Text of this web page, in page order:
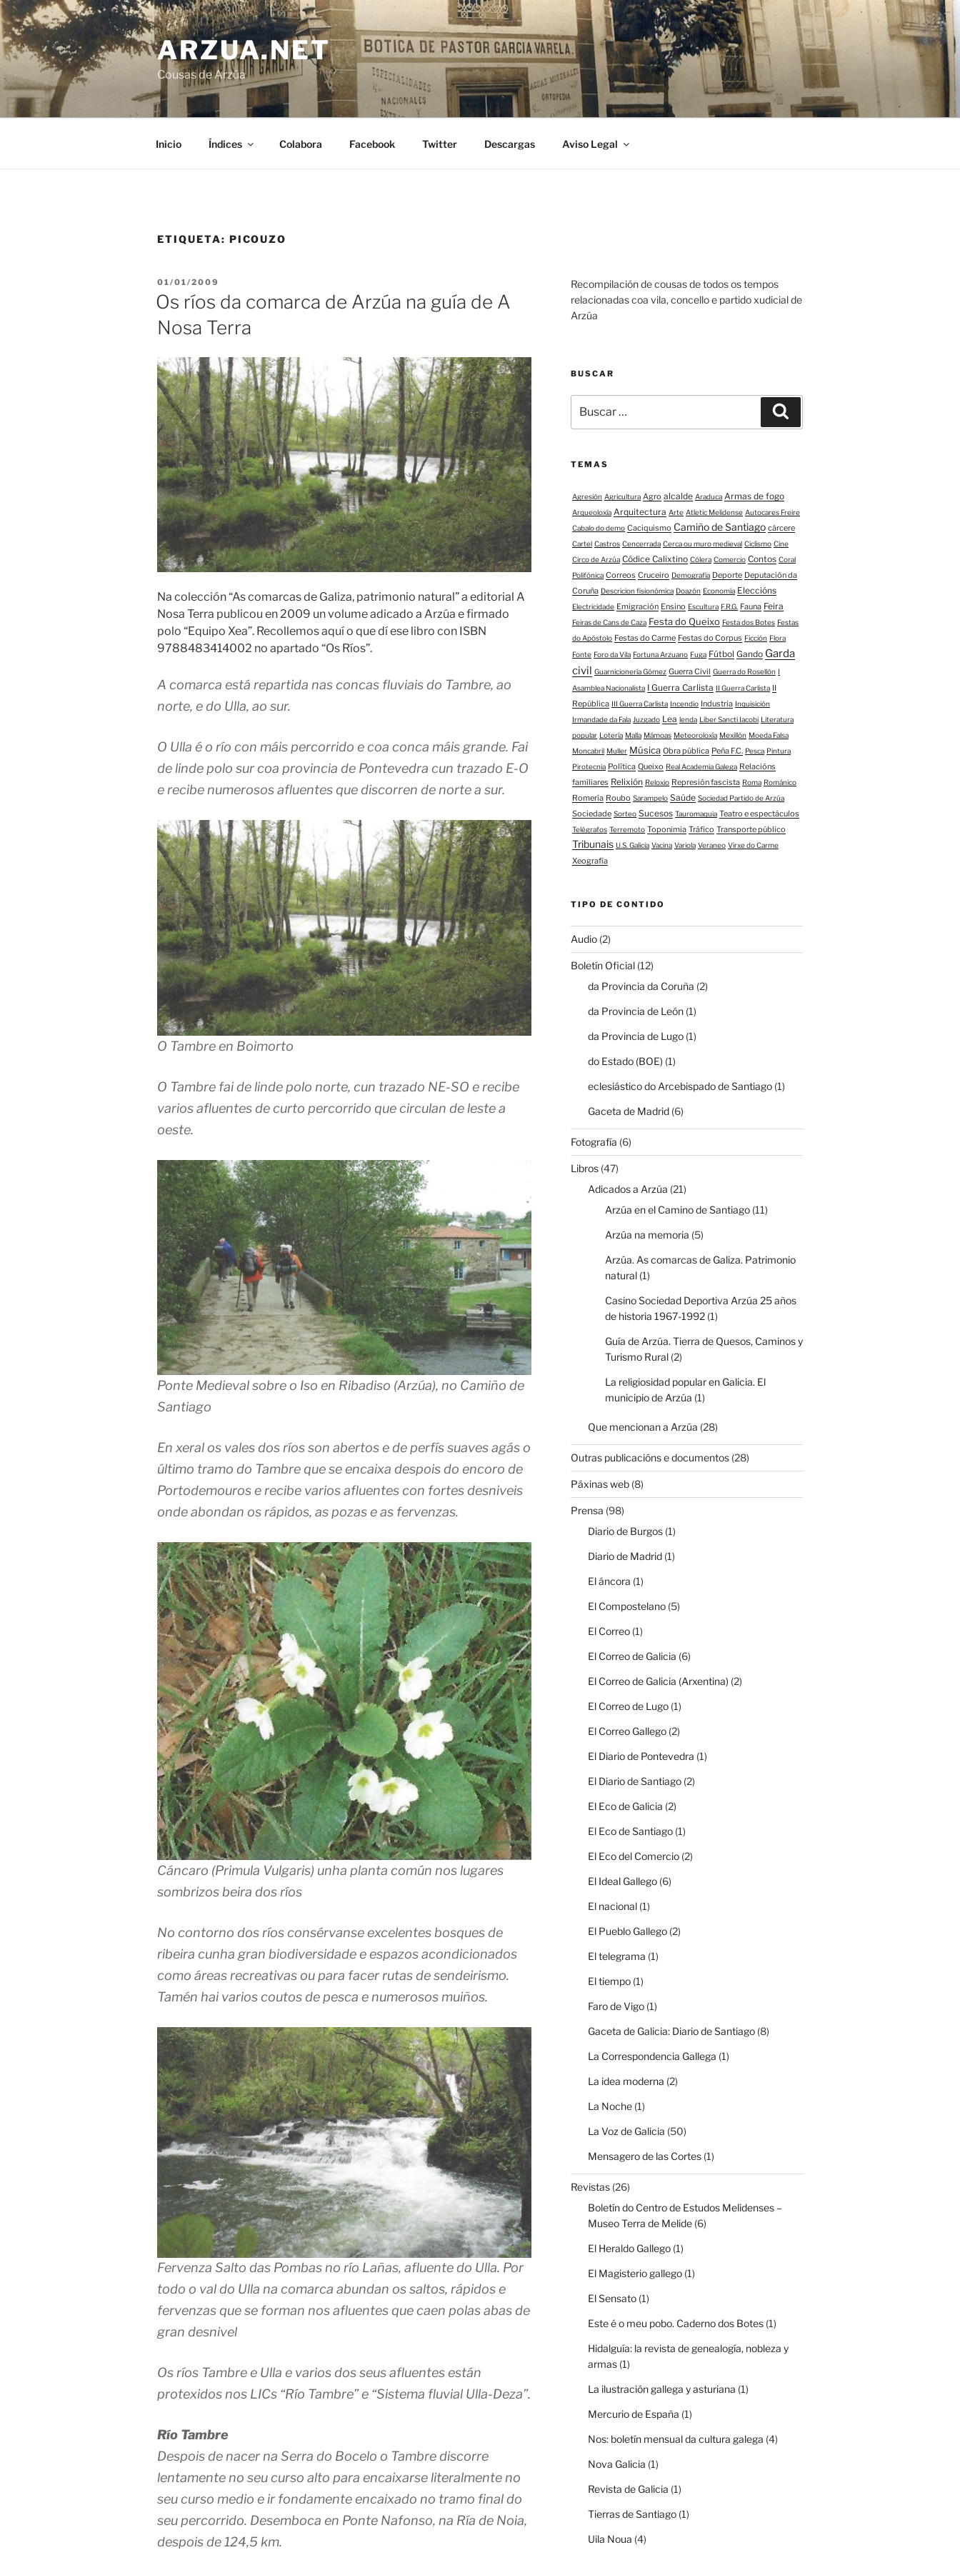
Ir
o
contido
ARZUA.NET
Cousas de Arzúa
Inicio Índices Colabora Facebook Twitter Descargas Aviso Legal
ETIQUETA: PICOUZO
PUBLICADO
EN
01/01/2009
Os ríos da comarca de Arzúa na guía de A
Nosa Terra
Na colección “As comarcas de Galiza, patrimonio natural” a editorial A
Nosa Terra publicou en 2009 un volume adicado a Arzúa e firmado
polo “Equipo Xea”. Recollemos aquí o que dí ese libro con ISBN
9788483414002 no apartado “Os Ríos”.
A comarca está repartida nas concas fluviais do Tambre, ao
norte, e do Ulla, ao sur.
O Ulla é o río con máis percorrido e coa conca máis grande. Fai
de linde polo sur coa provincia de Pontevedra cun trazado E-O
e recibe numerosos afluentes que discorren de norte a sur.
O Tambre en Boimorto
O Tambre fai de linde polo norte, cun trazado NE-SO e recibe
varios afluentes de curto percorrido que circulan de leste a
oeste.
Ponte Medieval sobre o Iso en Ribadiso (Arzúa), no Camiño de
Santiago
En xeral os vales dos ríos son abertos e de perfís suaves agás o
último tramo do Tambre que se encaixa despois do encoro de
Portodemouros e recibe varios afluentes con fortes desniveis
onde abondan os rápidos, as pozas e as fervenzas.
Cáncaro (Primula Vulgaris) unha planta común nos lugares
sombrizos beira dos ríos
No contorno dos ríos consérvanse excelentes bosques de
ribeira cunha gran biodiversidade e espazos acondicionados
como áreas recreativas ou para facer rutas de sendeirismo.
Tamén hai varios coutos de pesca e numerosos muiños.
Fervenza Salto das Pombas no río Lañas, afluente do Ulla. Por
todo o val do Ulla na comarca abundan os saltos, rápidos e
fervenzas que se forman nos afluentes que caen polas abas de
gran desnivel
Os ríos Tambre e Ulla e varios dos seus afluentes están
protexidos nos LICs “Río Tambre” e “Sistema fluvial Ulla-Deza”.
Río Tambre
Despois de nacer na Serra do Bocelo o Tambre discorre
lentamente no seu curso alto para encaixarse literalmente no
seu curso medio e ir fondamente encaixado no tramo final do
seu percorrido. Desemboca en Ponte Nafonso, na Ría de Noia,
despois de 124,5 km.
Recompilación de cousas de todos os tempos
relacionadas coa vila, concello e partido xudicial de
Arzúa
BUSCAR
TEMAS
Agresión Agricultura Agro alcalde Araduca Armas de fogo
Arqueoloxía Arquitectura Arte Atletic Melidense Autocares Freire
Cabalo do demo Caciquismo Camiño de Santiago cárcere
Cartel Castros Cencerrada Cerca ou muro medieval Ciclismo Cine
Circo de Arzúa Códice Calixtino Cólera Comercio Contos Coral
Polifónica Correos Cruceiro Demografía Deporte Deputación da
Coruña Descricion fisionómica Doazón Economía Eleccións
Electricidade Emigración Ensino Escultura F.R.G. Fauna Feira
Feiras de Cans de Caza Festa do Queixo Festa dos Botes Festas
do Apóstolo Festas do Carme Festas do Corpus Ficción Flora
Fonte Foro da Vila Fortuna Arzuano Fuga Fútbol Gando Garda
civil Guarnicionería Gómez Guerra Civil Guerra do Rosellón I
Asamblea Nacionalista I Guerra Carlista II Guerra Carlista II
República III Guerra Carlista Incendio Industria Inquisición
Irmandade da Fala Juzgado Lea lenda Liber Sancti Iacobi Literatura
popular Lotería Malla Mámoas Meteoroloxía Mexillón Moeda Falsa
Moncabril Muller Música Obra pública Peña F.C. Pesca Pintura
Pirotecnia Política Queixo Real Academia Galega Relacións
familiares Relixión Reloxio Represión fascista Roma Románico
Romería Roubo Sarampelo Saúde Sociedad Partido de Arzúa
Sociedade Sorteo Sucesos Tauromaquia Teatro e espectáculos
Telégrafos Terremoto Toponimia Tráfico Transporte público
Tribunais U.S. Galicia Vacina Variola Veraneo Virxe do Carme
Xeografía
TIPO DE CONTIDO
Audio(2)
Boletín Oficial(12)
da Provincia da Coruña (2)
da Provincia de León(1)
da Provincia de Lugo(1)
do Estado (BOE) (1)
eclesiástico do Arcebispado de Santiago(1)
Gaceta de Madrid(6)
Fotografía (6)
Libros(47)
Adicados a Arzúa (21)
Arzúa en el Camino de Santiago(11)
Arzúa na memoria (5)
Arzúa. As comarcas de Galiza. Patrimonio
natural(1)
Casino Sociedad Deportiva Arzúa 25 años
de historia 1967-1992(1)
Guía de Arzúa. Tierra de Quesos, Caminos y
Turismo Rural(2)
La religiosidad popular en Galicia. El
municipio de Arzúa (1)
Que mencionan a Arzúa (28)
Outras publicacións e documentos(28)
Páxinas web(8)
Prensa (98)
Diario de Burgos(1)
Diario de Madrid(1)
El áncora (1)
El Compostelano(5)
El Correo(1)
El Correo de Galicia (6)
El Correo de Galicia (Arxentina) (2)
El Correo de Lugo(1)
El Correo Gallego(2)
El Diario de Pontevedra (1)
El Diario de Santiago(2)
El Eco de Galicia (2)
El Eco de Santiago(1)
El Eco del Comercio(2)
El Ideal Gallego(6)
El nacional(1)
El Pueblo Gallego(2)
El telegrama (1)
El tiempo(1)
Faro de Vigo(1)
Gaceta de Galicia: Diario de Santiago(8)
La Correspondencia Gallega (1)
La idea moderna (2)
La Noche(1)
La Voz de Galicia (50)
Mensagero de las Cortes(1)
Revistas(26)
Boletín do Centro de Estudos Melidenses –
Museo Terra de Melide(6)
El Heraldo Gallego(1)
El Magisterio gallego(1)
El Sensato(1)
Este é o meu pobo. Caderno dos Botes(1)
Hidalguía: la revista de genealogía, nobleza y
armas(1)
La ilustración gallega y asturiana (1)
Mercurio de España (1)
Nos: boletín mensual da cultura galega (4)
Nova Galicia (1)
Revista de Galicia (1)
Tierras de Santiago(1)
Uila Noua (4)